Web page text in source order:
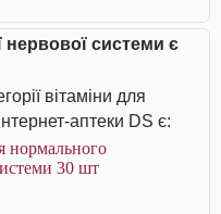
нервової системи є
вітаміни для
аптеки DS є:
нормального
30 шт